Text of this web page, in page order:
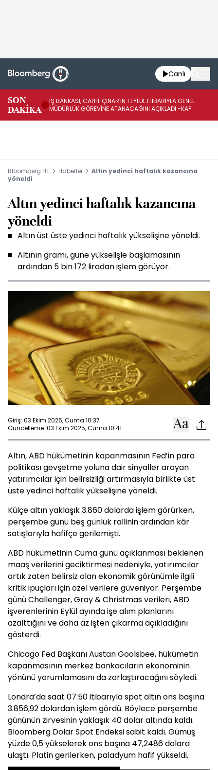
Canlı
SON
DAKİKA
İŞ BANKASI, CAHİT ÇINAR'IN 1 EYLÜL İTİBARIYLA GENEL
MÜDÜRLÜK GÖREVİNE ATANACAĞINI AÇIKLADI -KAP
Bloomberg HT Haberler
Altın yedinci haftalık kazancına
yöneldi
Altın yedinci haftalık kazancına
yöneldi
Altın üst üste yedinci haftalık yükselişine yöneldi.
Altının gramı, güne yükselişle başlamasının
ardından 5 bin 172 liradan işlem görüyor.
Giriş: 03 Ekim 2025, Cuma 10:37
Güncelleme: 03 Ekim 2025, Cuma 10:41
Altın, ABD hükümetinin kapanmasının Fed’in para
politikası gevşetme yoluna dair sinyaller arayan
yatırımcılar için belirsizliği artırmasıyla birlikte üst
üste yedinci haftalık yükselişine yöneldi.
Külçe altın yaklaşık 3.860 dolarda işlem görürken,
perşembe günü beş günlük rallinin ardından kâr
satışlarıyla hafifçe gerilemişti.
ABD hükümetinin Cuma günü açıklanması beklenen
maaş verilerini geciktirmesi nedeniyle, yatırımcılar
artık zaten belirsiz olan ekonomik görünümle ilgili
kritik ipuçları için özel verilere güveniyor. Perşembe
günü Challenger, Gray & Christmas verileri, ABD
işverenlerinin Eylül ayında işe alım planlarını
azalttığını ve daha az işten çıkarma açıkladığını
gösterdi.
Chicago Fed Başkanı Austan Goolsbee, hükümetin
kapanmasının merkez bankacıların ekonominin
yönünü yorumlamasını da zorlaştıracağını söyledi.
Londra’da saat 07:50 itibarıyla spot altın ons başına
3.856,92 dolardan işlem gördü. Böylece perşembe
gününün zirvesinin yaklaşık 40 dolar altında kaldı.
Bloomberg Dolar Spot Endeksi sabit kaldı. Gümüş
yüzde 0,5 yükselerek ons başına 47,2486 dolara
ulaştı. Platin gerilerken, paladyum hafif yükseldi.